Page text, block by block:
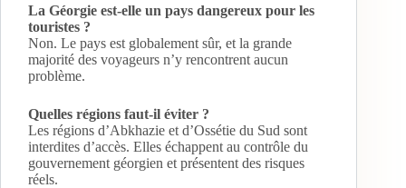
La Géorgie est-elle un pays dangereux pour les
touristes ?
Non. Le pays est globalement sûr, et la grande
majorité des voyageurs n’y rencontrent aucun
problème.
Quelles régions faut-il éviter ?
Les régions d’Abkhazie et d’Ossétie du Sud sont
interdites d’accès. Elles échappent au contrôle du
gouvernement géorgien et présentent des risques
réels.